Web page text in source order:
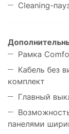
Cleaning-
Рамка
Кабель без
комплект
Главный
панелями